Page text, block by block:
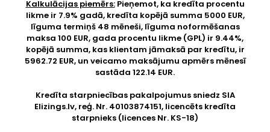
Kalkulācijas piemērs:Pieņemot, ka kredīta procentu
likme ir 7.9% gadā, kredīta kopējā summa 5000 EUR,
līguma termiņš 48 mēneši, līguma noformēšanas
maksa 100 EUR, gada procentu likme (GPL) ir 9.44%,
kopējā summa, kas klientam jāmaksā par kredītu, ir
5962.72 EUR, un veicamo maksājumu apmērs mēnesī
sastāda 122.14 EUR.
Kredīta starpniecības pakalpojumus sniedz SIA
Elizings.lv, reģ. Nr. 40103874151, licencēts kredīta
starpnieks (licences Nr. KS-18)